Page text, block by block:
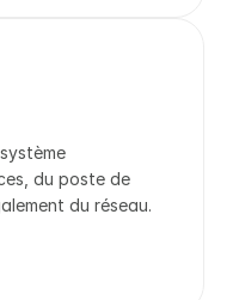
du poste de
du réseau.